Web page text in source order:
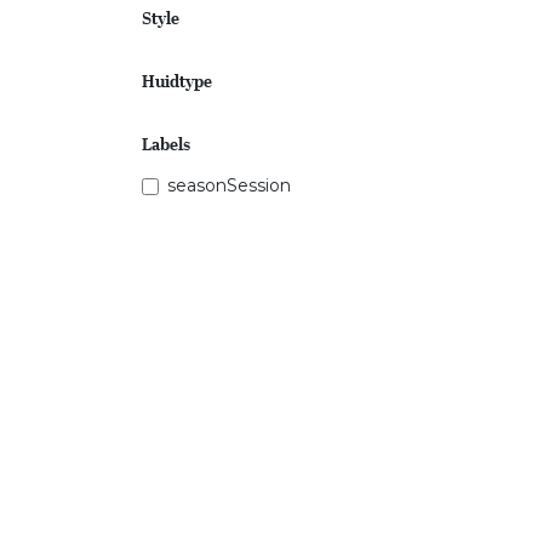
Style
Huidtype
Labels
seasonSession